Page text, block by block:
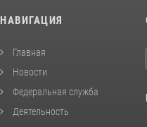
НАВИГАЦИЯ
Главная
Новости
Федеральная служба
Деятельность